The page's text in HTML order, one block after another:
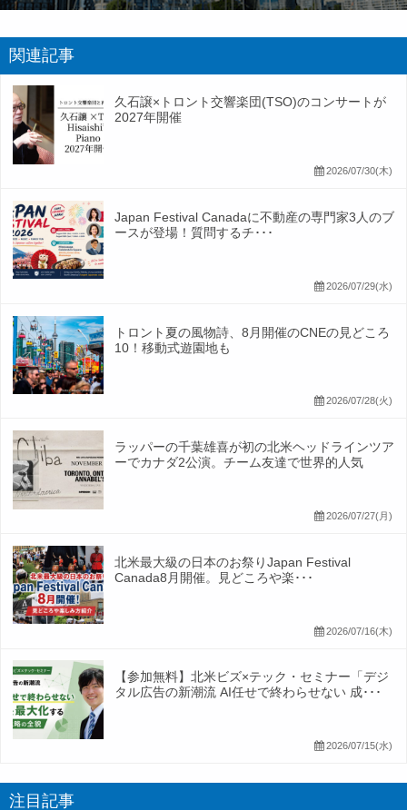
関連記事
久石譲×トロント交響楽団(TSO)のコンサートが
2027年開催
2026/07/30(木)
Japan Festival Canadaに不動産の専門家3人のブ
ースが登場！質問するチ･･･
2026/07/29(水)
トロント夏の風物詩、8月開催のCNEの見どころ
10！移動式遊園地も
2026/07/28(火)
ラッパーの千葉雄喜が初の北米ヘッドラインツア
ーでカナダ2公演。チーム友達で世界的人気
2026/07/27(月)
北米最大級の日本のお祭りJapan Festival
Canada8月開催。見どころや楽･･･
2026/07/16(木)
【参加無料】北米ビズ×テック・セミナー「デジ
タル広告の新潮流 AI任せで終わらせない 成･･･
2026/07/15(水)
注目記事